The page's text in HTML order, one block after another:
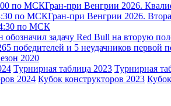
по МСКГран-при Венгрии 2026.
по МСКГран-при Венгрии 2026.
по МСК
обозначил задачу Red Bull на вторую
5 победителей и 5 неудачников первой
2020
Турнирная таблица 2023 Турнирная
2024 Кубок конструкторов 2023